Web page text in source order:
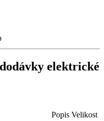
elektrické
Popis Velikost